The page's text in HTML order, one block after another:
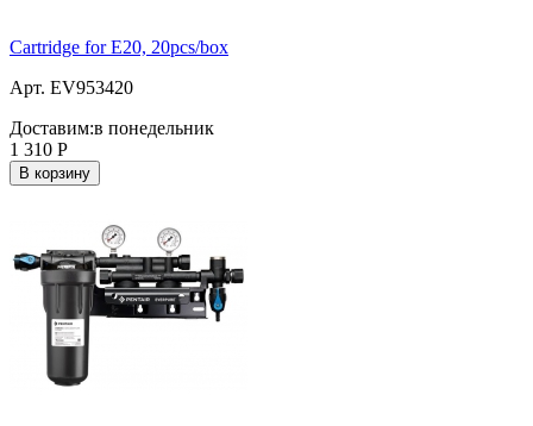
Cartridge for E20, 20pcs/box
Арт. EV953420
Доставим:в понедельник
1 310 Р
В корзину